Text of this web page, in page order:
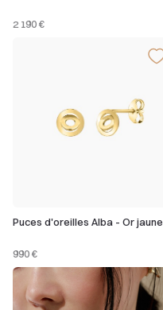
2 190 €
Puces d'oreilles Alba - Or jaune
990 €